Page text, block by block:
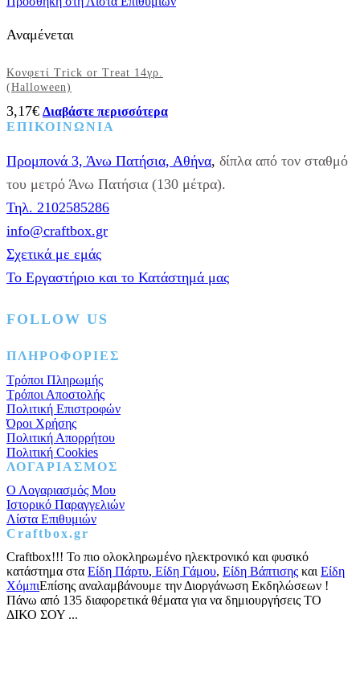
Αναμένεται
Κονφετί Trick or Treat 14γρ.
(Halloween)
3,17€ Διαβάστε περισσότερα
ΕΠΙΚΟΙΝΩΝΙΑ
Προμπονά 3, Άνω Πατήσια, Αθήνα, δίπλα από τον σταθμό
του μετρό Άνω Πατήσια (130 μέτρα).
Τηλ. 2102585286
info@craftbox.gr
Σχετικά με εμάς
Το Εργαστήριο και το Κατάστημά μας
FOLLOW US
Facebook
Instagram
Pinterest
ΠΛΗΡΟΦΟΡΙΕΣ
Τρόποι Πληρωμής
Τρόποι Αποστολής
Πολιτική Επιστροφών
Όροι Χρήσης
Πολιτική Απορρήτου
Πολιτική Cookies
ΛΟΓΑΡΙΑΣΜΟΣ
Ο Λογαριασμός Μου
Ιστορικό Παραγγελιών
Λίστα Επιθυμιών
Craftbox.gr
Craftbox!!! Το πιο ολοκληρωμένο ηλεκτρονικό και φυσικό
κατάστημα στα Είδη Πάρτυ, Είδη Γάμου, Είδη Βάπτισης και Είδη
ΧόμπιΕπίσης αναλαμβάνουμε την Διοργάνωση Εκδηλώσεων !
Πάνω από 135 διαφορετικά θέματα για να δημιουργήσεις ΤΟ
ΔΙΚΟ ΣΟΥ ...